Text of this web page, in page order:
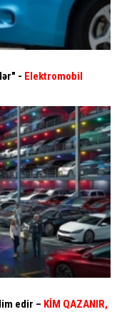
- Elektromobil
edir – KİM QAZANIR,